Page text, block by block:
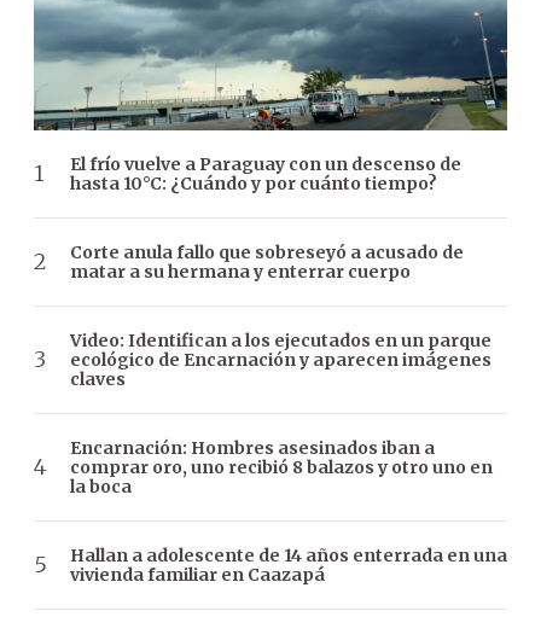
El frío vuelve a Paraguay con un descenso de
hasta 10°C: ¿Cuándo y por cuánto tiempo?
Corte anula fallo que sobreseyó a acusado de
matar a su hermana y enterrar cuerpo
Video: Identifican a los ejecutados en un parque
ecológico de Encarnación y aparecen imágenes
claves
Encarnación: Hombres asesinados iban a
comprar oro, uno recibió 8 balazos y otro uno en
la boca
Hallan a adolescente de 14 años enterrada en una
vivienda familiar en Caazapá